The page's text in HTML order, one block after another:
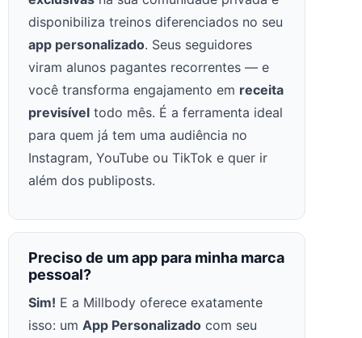
disponibiliza treinos diferenciados no seu
app personalizado. Seus seguidores
viram alunos pagantes recorrentes — e
você transforma engajamento em receita
previsível todo mês. É a ferramenta ideal
para quem já tem uma audiência no
Instagram, YouTube ou TikTok e quer ir
além dos publiposts.
Preciso de um app para minha marca
pessoal?
Sim! E a Millbody oferece exatamente
isso: um App Personalizado com seu